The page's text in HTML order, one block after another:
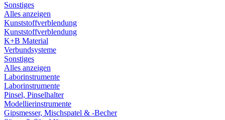
Sonstiges
Alles anzeigen
Kunststoffverblendung
Kunststoffverblendung
K+B Material
Verbundsysteme
Sonstiges
Alles anzeigen
Laborinstrumente
Laborinstrumente
Pinsel, Pinselhalter
Modellierinstrumente
Gipsmesser, Mischspatel & -Becher